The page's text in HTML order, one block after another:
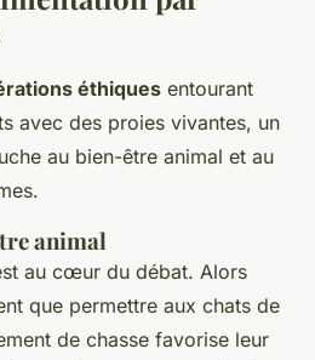
éthiques entourant
avec des proies vivantes, un
au bien-être animal et au
animal
au cœur du débat. Alors
que permettre aux chats de
de chasse favorise leur